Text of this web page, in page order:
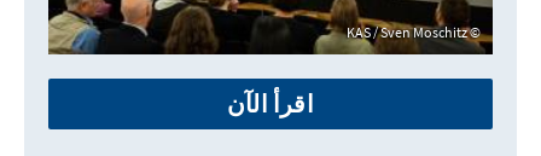
KAS / Sven Moschitz
اقرأ الآن